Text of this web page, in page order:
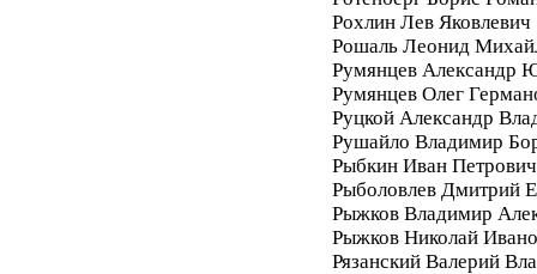
Рохлин Лев Яковлевич
Рошаль Леонид
Румянцев Александр
Румянцев Олег
Руцкой Александр
Рушайло Владимир
Рыбкин Иван Петрович
Рыболовлев Дмитрий
Рыжков Владимир
Рыжков Николай
Рязанский Валерий